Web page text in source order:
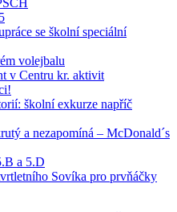
se školní speciální
volejbalu
v Centru kr. aktivit
školní exkurze napříč
a nezapomíná – McDonald´s
a 5.D
Sovíka pro prvňáčky